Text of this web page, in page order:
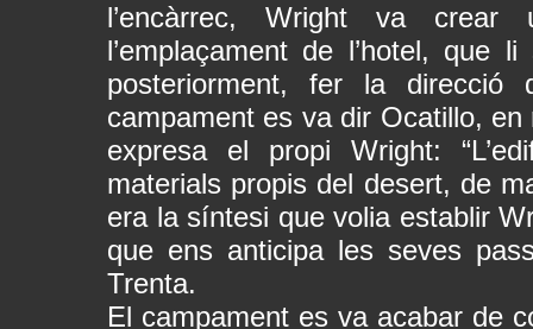
l’encàrrec, Wright va
l’emplaçament de l’hotel, que
posteriorment, fer la direcció
campament es va dir Ocatillo,
expresa el propi Wright:
materials propis del desert, de
era la síntesi que volia establir
que ens anticipa les seves
Trenta.
El campament es va acabar de